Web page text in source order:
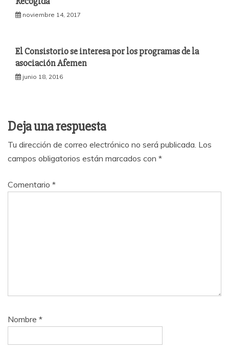
noviembre 14, 2017
El Consistorio se interesa por los programas de la
asociación Afemen
junio 18, 2016
Deja una respuesta
Tu dirección de correo electrónico no será publicada. Los
campos obligatorios están marcados con *
Comentario *
Nombre *